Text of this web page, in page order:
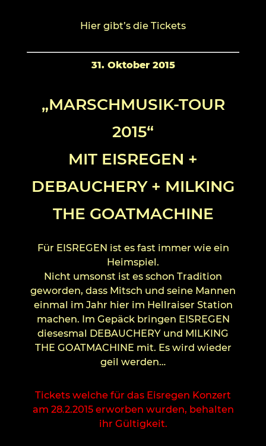
Hier gibt’s die Tickets
31. Oktober 2015
„MARSCHMUSIK-TOUR
2015“
MIT EISREGEN +
DEBAUCHERY + MILKING
THE GOATMACHINE
Für EISREGEN ist es fast immer wie ein
Heimspiel.
Nicht umsonst ist es schon Tradition
geworden, dass Mitsch und seine Mannen
einmal im Jahr hier im Hellraiser Station
machen. Im Gepäck bringen EISREGEN
diesesmal DEBAUCHERY und MILKING
THE GOATMACHINE mit. Es wird wieder
geil werden…
Tickets welche für das Eisregen Konzert
am 28.2.2015 erworben wurden, behalten
ihr Gültigkeit.